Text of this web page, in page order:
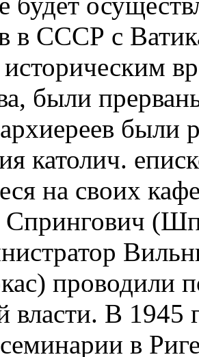
в СССР с
были
были
католич.
на своих
проводили
власти. В
в